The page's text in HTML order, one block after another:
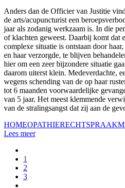
Anders dan de Officier van Justitie
de arts/acupuncturist een
jaar als zodanig werkzaam is. In die
of klachten geweest. Daarbij komt dat
complexe situatie is ontstaan door
en haar verzorgde, te blijven
hier om een zeer bijzondere situatie
daarom uiterst klein. Medeverdachte,
wegens schending van de op haar
tot 6 maanden voorwaardelijke
van 5 jaar. Het meest klemmende
van de stralingsangst dat zij aan de
HOMEOPATHIERECHTSPRAAK
Lees meer
1
2
3